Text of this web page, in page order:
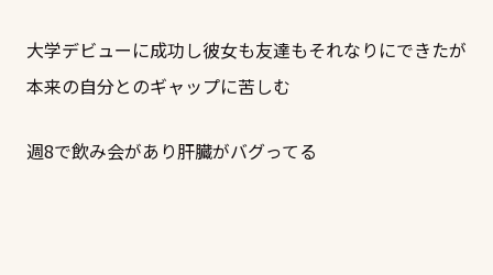
大学デビューに成功し彼女も友達もそれなりにできたが
本来の自分とのギャップに苦しむ
週8で飲み会があり肝臓がバグってる